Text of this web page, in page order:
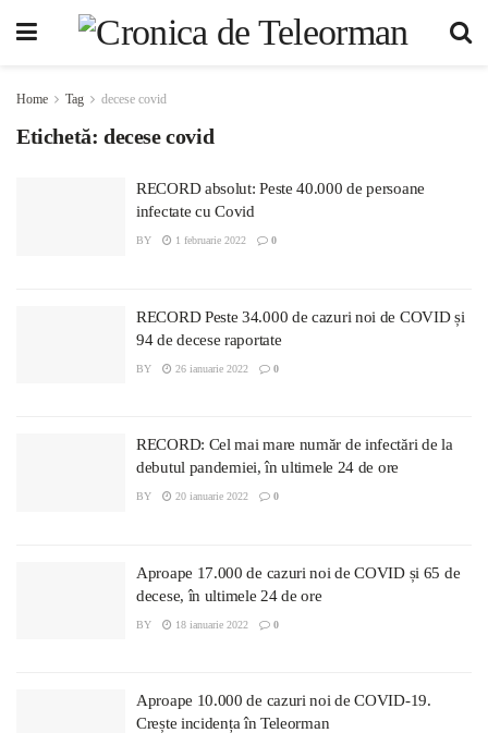
Home Tag decese covid
Etichetă: decese covid
RECORD absolut: Peste 40.000 de persoane
infectate cu Covid
BY 1 februarie 2022 0
RECORD Peste 34.000 de cazuri noi de COVID și
94 de decese raportate
BY 26 ianuarie 2022 0
RECORD: Cel mai mare număr de infectări de la
debutul pandemiei, în ultimele 24 de ore
BY 20 ianuarie 2022 0
Aproape 17.000 de cazuri noi de COVID și 65 de
decese, în ultimele 24 de ore
BY 18 ianuarie 2022 0
Aproape 10.000 de cazuri noi de COVID-19.
Crește incidența în Teleorman